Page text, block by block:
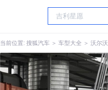
当前位置: 搜狐汽车 ＞ 车型大全 ＞ 沃尔沃